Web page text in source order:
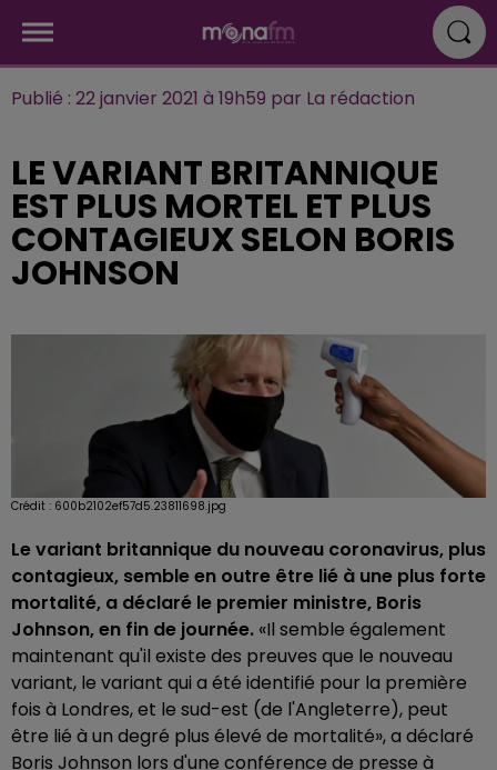
Publié : 22 janvier 2021 à 19h59 par La rédaction
LE VARIANT BRITANNIQUE
EST PLUS MORTEL ET PLUS
CONTAGIEUX SELON BORIS
JOHNSON
Crédit : 600b2102ef57d5.23811698.jpg
Le variant britannique du nouveau coronavirus, plus
contagieux, semble en outre être lié à une plus forte
mortalité, a déclaré le premier ministre, Boris
Johnson, en fin de journée. «Il semble également
maintenant qu'il existe des preuves que le nouveau
variant, le variant qui a été identifié pour la première
fois à Londres, et le sud-est (de l'Angleterre), peut
être lié à un degré plus élevé de mortalité», a déclaré
Boris Johnson lors d'une conférence de presse à